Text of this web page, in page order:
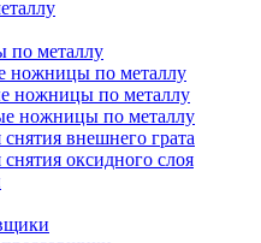
металлу
ножницы по металлу
ножницы по металлу
ножницы по металлу
снятия внешнего грата
снятия оксидного слоя